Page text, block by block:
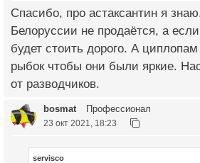
Спасибо, про астаксантин я
Белоруссии не продаётся, а
будет стоить дорого. А
рыбок чтобы они были яркие.
от разводчиков.
bosmat Профессионал
23 окт 2021, 18:23
servisco